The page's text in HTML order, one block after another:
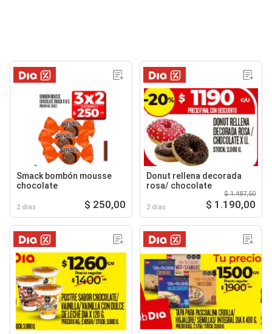
Smack bombón mousse
chocolate
2 días $ 250,00
Donut rellena decorada
rosa/ chocolate
2 días
$ 1.487,50
$ 1.190,00